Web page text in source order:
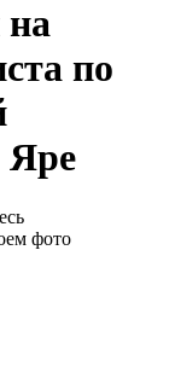
на
по
Яре
фото